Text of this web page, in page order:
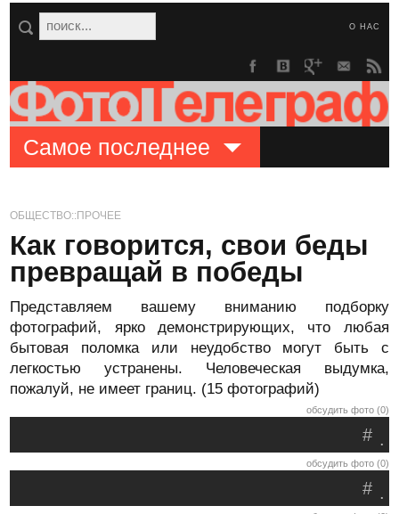
О НАС
Самое последнее
ОБЩЕСТВО::ПРОЧЕЕ
Как говорится, свои беды
превращай в победы
Представляем вашему вниманию подборку
фотографий, ярко демонстрирующих, что любая
бытовая поломка или неудобство могут быть с
легкостью устранены. Человеческая выдумка,
пожалуй, не имеет границ. (15 фотографий)
обсудить фото (0)
.
#
обсудить фото (0)
.
#